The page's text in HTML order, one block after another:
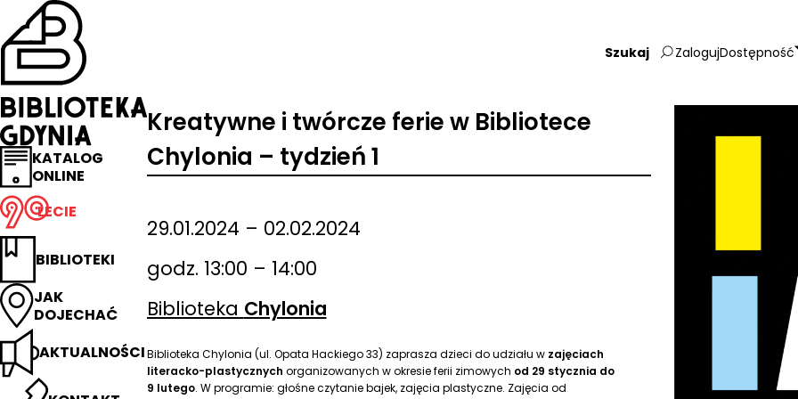
Przejdź
na
stronę
główną
Biblioteka
Gdynia
KATALOG
ONLINE
LECIE
BIBLIOTEKI
JAK
DOJECHAĆ
AKTUALNOŚCI
Wpisz
frazę:
ZalogujDostępność
Kreatywne i twórcze ferie w Bibliotece
Chylonia – tydzień 1
29.01.2024 – 02.02.2024
godz. 13:00 – 14:00
Biblioteka Chylonia
Biblioteka Chylonia (ul. Opata Hackiego 33) zaprasza dzieci do udziału w zajęciach
literacko-plastycznych organizowanych w okresie ferii zimowych od 29 stycznia do
9 lutego. W programie: głośne czytanie bajek, zajęcia plastyczne. Zajęcia od